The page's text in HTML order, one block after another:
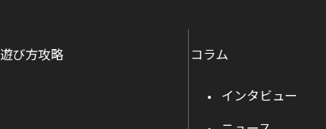
遊び方攻略 コラム
インタビュー